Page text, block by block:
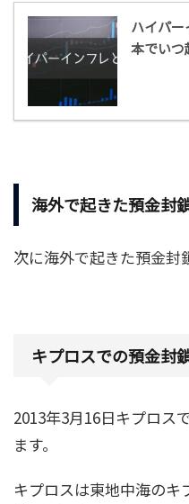
ハイパ
本でいつ
海外で起きた預金封
次に海外で起きた預金封
キプロスでの預金封
2013年3月16日キプロス
ます。
キプロスは東地中海のキ